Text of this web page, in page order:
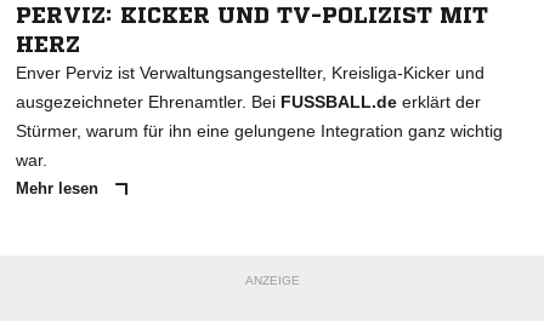
PERVIZ: KICKER UND TV-POLIZIST MIT
HERZ
Enver Perviz ist Verwaltungsangestellter, Kreisliga-Kicker und
ausgezeichneter Ehrenamtler. Bei FUSSBALL.de erklärt der
Stürmer, warum für ihn eine gelungene Integration ganz wichtig
war.
Mehr lesen
ANZEIGE